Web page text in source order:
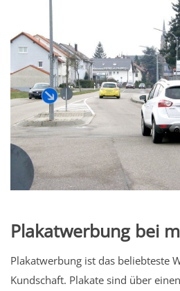
Plakatwerbung bei
Plakatwerbung ist das beliebteste
Kundschaft. Plakate sind über